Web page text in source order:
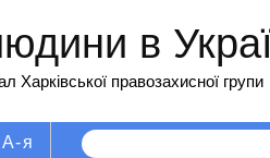
в
Харківської правозахисної групи
А-я